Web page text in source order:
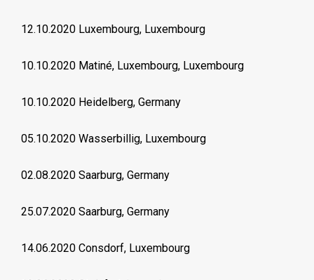
12.10.2020 Luxembourg, Luxembourg
10.10.2020 Matiné, Luxembourg, Luxembourg
10.10.2020 Heidelberg, Germany
05.10.2020 Wasserbillig, Luxembourg
02.08.2020 Saarburg, Germany
25.07.2020 Saarburg, Germany
14.06.2020 Consdorf, Luxembourg